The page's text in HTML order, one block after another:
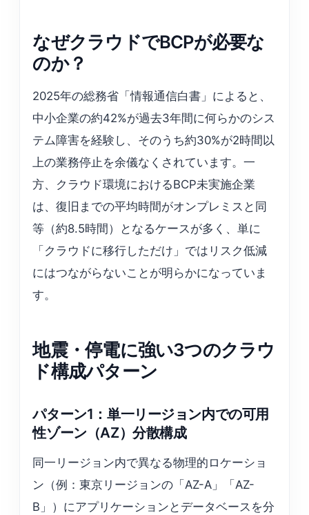
なぜクラウドでBCPが必要な
のか？
2025年の総務省「情報通信白書」によると、
中小企業の約42%が過去3年間に何らかのシス
テム障害を経験し、そのうち約30%が2時間以
上の業務停止を余儀なくされています。一
方、クラウド環境におけるBCP未実施企業
は、復旧までの平均時間がオンプレミスと同
等（約8.5時間）となるケースが多く、単に
「クラウドに移行しただけ」ではリスク低減
にはつながらないことが明らかになっていま
す。
地震・停電に強い3つのクラウ
ド構成パターン
パターン1：単一リージョン内での可用
性ゾーン（AZ）分散構成
同一リージョン内で異なる物理的ロケーショ
ン（例：東京リージョンの「AZ-A」「AZ-
B」）にアプリケーションとデータベースを分